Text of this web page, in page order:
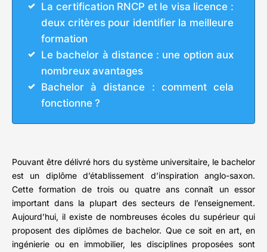
La certification RNCP et le visa licence :
deux critères pour identifier la meilleure
formation
Le bachelor à distance : une option aux
nombreux avantages
Bachelor à distance : comment cela
fonctionne ?
Pouvant être délivré hors du système universitaire, le bachelor
est un diplôme d’établissement d’inspiration anglo-saxon.
Cette formation de trois ou quatre ans connaît un essor
important dans la plupart des secteurs de l’enseignement.
Aujourd’hui, il existe de nombreuses écoles du supérieur qui
proposent des diplômes de bachelor. Que ce soit en art, en
ingénierie ou en immobilier, les disciplines proposées sont